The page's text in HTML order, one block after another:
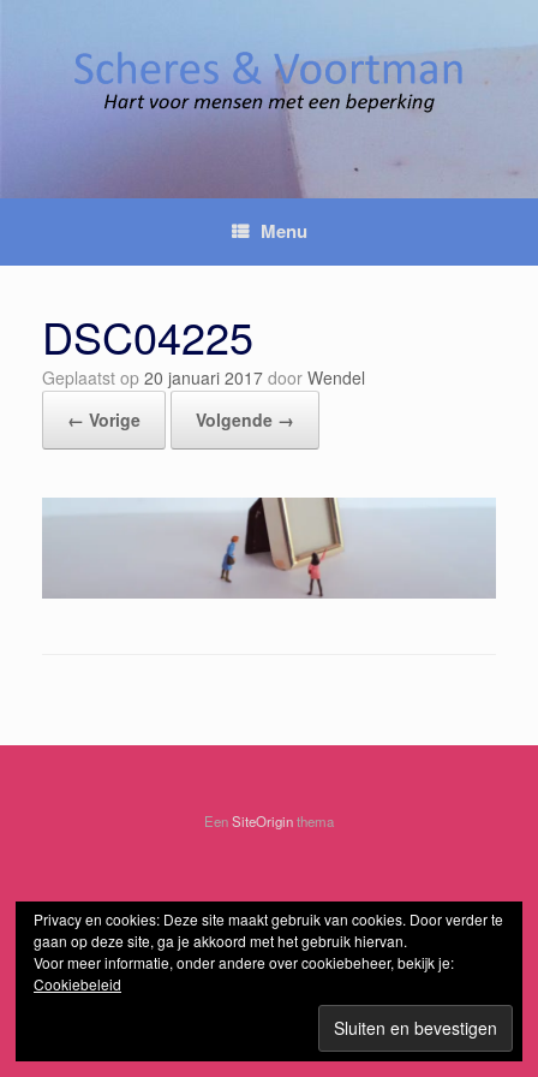
Menu
DSC04225
Geplaatst op 20 januari 2017 door Wendel
← Vorige
Volgende →
EenSiteOriginthema
Privacy en cookies: Deze site maakt gebruik van cookies. Door verder te
gaan op deze site, ga je akkoord met het gebruik hiervan.
Voor meer informatie, onder andere over cookiebeheer, bekijk je:
Cookiebeleid